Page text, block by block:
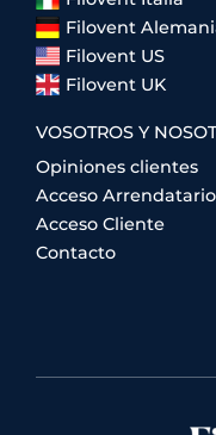
Filovent
Filovent US
Filovent UK
VOSOTROS Y
Opiniones clientes
Acceso Arrendatario
Acceso Cliente
Contacto